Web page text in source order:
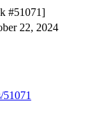
#51071]
22, 2024